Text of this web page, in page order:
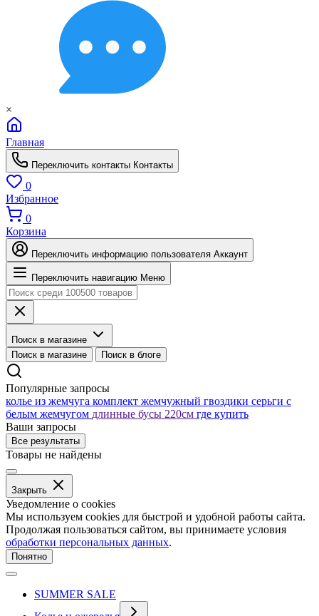
×
Главная
Переключить контакты Контакты
0
Избранное
0
Корзина
Переключить информацию пользователя Аккаунт
Переключить навигацию Меню
Поиск в магазине
Поиск в магазине
Поиск в блоге
Популярные запросы
колье из жемчуга комплект жемчужный гвоздики серьги с
белым жемчугом длинные бусы 220см где купить
Ваши запросы
Все результаты
Товары не найдены
Закрыть
Уведомление о cookies
Мы используем cookies для быстрой и удобной работы сайта.
Продолжая пользоваться сайтом, вы принимаете условия
обработки персональных данных.
Понятно
SUMMER SALE